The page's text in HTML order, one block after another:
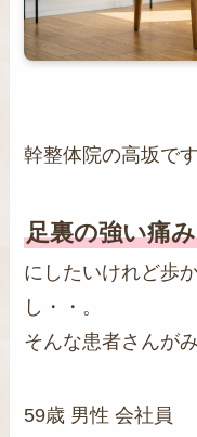
幹整体院の高坂です
足裏の強い痛
にしたいけれど歩
し・・。
そんな患者さんが
59歳 男性 会社員